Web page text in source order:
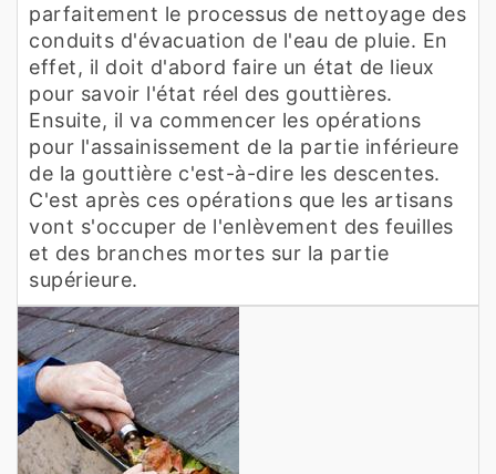
parfaitement le processus de nettoyage des
conduits d'évacuation de l'eau de pluie. En
effet, il doit d'abord faire un état de lieux
pour savoir l'état réel des gouttières.
Ensuite, il va commencer les opérations
pour l'assainissement de la partie inférieure
de la gouttière c'est-à-dire les descentes.
C'est après ces opérations que les artisans
vont s'occuper de l'enlèvement des feuilles
et des branches mortes sur la partie
supérieure.